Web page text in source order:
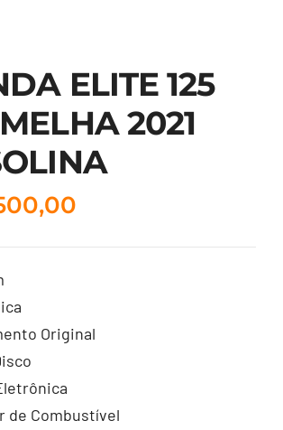
ELITE 125
2021
Original
de Combustível